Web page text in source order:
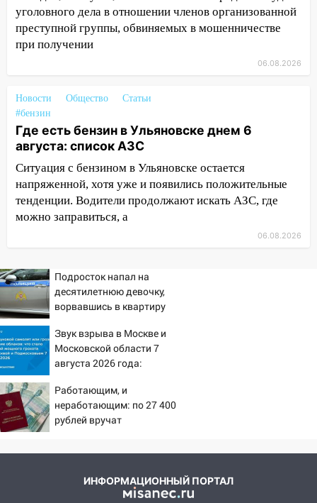
капремонт школы в посёлке Налейка
22:33 Прокуратура проверяет
спортивные объекты в Старой Майне
кровь: День донора пройдёт 6 августа
20:17
Ульяновская область девятую
неделю подряд удерживает самые
низкие цены на подсолнечное масло
19:33 Коровы-рекордсменки: в
Ульяновской области выросли надои
молока
В Ульяновской области до конца
17:27
В Ульяновской области 114 детей-
сирот получили жильё с начала года
16:43
экватор: в Ульяновской области
обновили половину региональных трасс
16:31
капитально отремонтируют 101
многоквартирный дом
16:30
области на 5 августа
В Сурском районе сёла оказались
не защищены от лесных пожаров
уголовного дела в отношении членов организованной
преступной группы, обвиняемых в мошенничестве
при получении
06.08.2026
Новости Общество
Статьи
#бензин
Где есть бензин в Ульяновске днем 6
августа: список АЗС
Ситуация с бензином в Ульяновске остается
напряженной, хотя уже и появились положительные
тенденции. Водители продолжают искать АЗС, где
можно заправиться, а
06.08.2026
Подросток напал на
десятилетнюю девочку,
ворвавшись в квартиру
Звук взрыва в Москве и
Московской области 7
августа 2026 года:
откуда был громкий
хлопок
Работающим, и
неработающим: по 27 400
рублей вручат
ИНФОРМАЦИОННЫЙ ПОРТАЛ